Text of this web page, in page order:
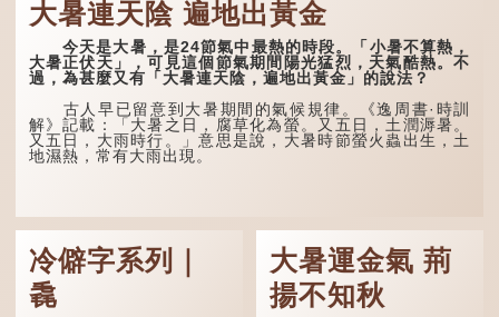
大暑連天陰 遍地出黃金
今天是大暑，是24節氣中最熱的時段。「小暑不算熱，
大暑正伏天」，可見這個節氣期間陽光猛烈，天氣酷熱。不
過，為甚麼又有「大暑連天陰，遍地出黃金」的說法？
古人早已留意到大暑期間的氣候規律。《逸周書·時訓
解》記載：「大暑之日，腐草化為螢。又五日，土潤溽暑。
又五日，大雨時行。」意思是說，大暑時節螢火蟲出生，土
地濕熱，常有大雨出現。
冷僻字系列｜
毳
大暑運金氣 荊
揚不知秋